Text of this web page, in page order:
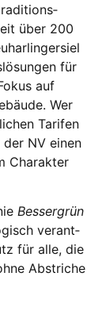
über 200
für
auf
Wer
Tari­fen
NV einen
Cha­rak­ter
Bes­ser­grün
ver­ant­
für alle, die
Abstri­che